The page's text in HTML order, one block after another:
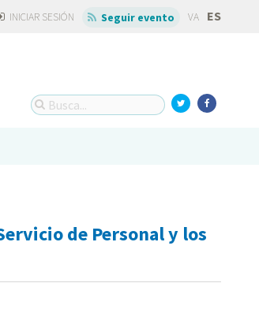
INICIAR SESIÓN Seguir evento VA ES
de Personal y los